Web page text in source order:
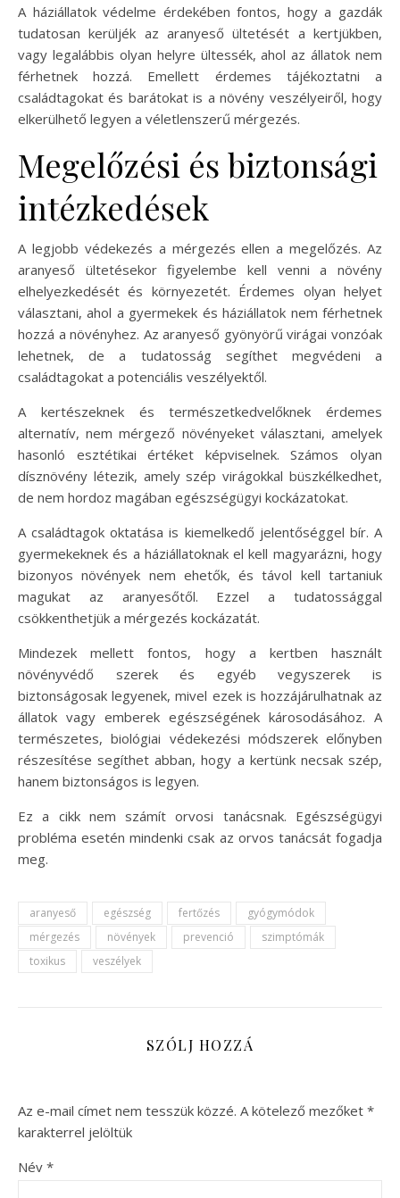
A háziállatok védelme érdekében fontos, hogy a gazdák
tudatosan kerüljék az aranyeső ültetését a kertjükben,
vagy legalábbis olyan helyre ültessék, ahol az állatok nem
férhetnek hozzá. Emellett érdemes tájékoztatni a
családtagokat és barátokat is a növény veszélyeiről, hogy
elkerülhető legyen a véletlenszerű mérgezés.
Megelőzési és biztonsági
intézkedések
A legjobb védekezés a mérgezés ellen a megelőzés. Az
aranyeső ültetésekor figyelembe kell venni a növény
elhelyezkedését és környezetét. Érdemes olyan helyet
választani, ahol a gyermekek és háziállatok nem férhetnek
hozzá a növényhez. Az aranyeső gyönyörű virágai vonzóak
lehetnek, de a tudatosság segíthet megvédeni a
családtagokat a potenciális veszélyektől.
A kertészeknek és természetkedvelőknek érdemes
alternatív, nem mérgező növényeket választani, amelyek
hasonló esztétikai értéket képviselnek. Számos olyan
dísznövény létezik, amely szép virágokkal büszkélkedhet,
de nem hordoz magában egészségügyi kockázatokat.
A családtagok oktatása is kiemelkedő jelentőséggel bír. A
gyermekeknek és a háziállatoknak el kell magyarázni, hogy
bizonyos növények nem ehetők, és távol kell tartaniuk
magukat az aranyesőtől. Ezzel a tudatossággal
csökkenthetjük a mérgezés kockázatát.
Mindezek mellett fontos, hogy a kertben használt
növényvédő szerek és egyéb vegyszerek is
biztonságosak legyenek, mivel ezek is hozzájárulhatnak az
állatok vagy emberek egészségének károsodásához. A
természetes, biológiai védekezési módszerek előnyben
részesítése segíthet abban, hogy a kertünk necsak szép,
hanem biztonságos is legyen.
Ez a cikk nem számít orvosi tanácsnak. Egészségügyi
probléma esetén mindenki csak az orvos tanácsát fogadja
meg.
aranyeső egészség fertőzés
gyógymódok
mérgezés
növények prevenció
szimptómák
toxikus
veszélyek
SZÓLJ HOZZÁ
Az e-mail címet nem tesszük közzé. A kötelező mezőket *
karakterrel jelöltük
Név *